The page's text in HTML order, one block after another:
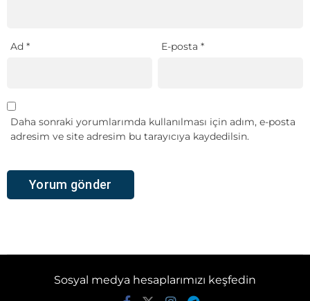
Ad * E-posta*
Daha sonraki yorumlarımda kullanılması için adım, e-posta
adresim ve site adresim bu tarayıcıya kaydedilsin.
Sosyal medya hesaplarımızı keşfedin